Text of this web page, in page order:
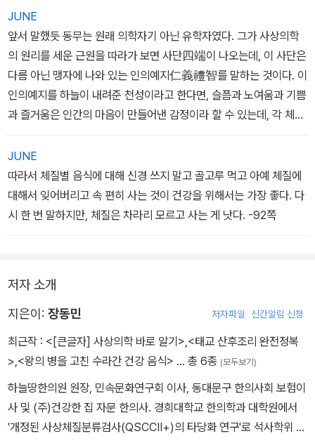
이유가 바로 이 '체질 불변의 법칙'에서 나오는 것이다. - 본문 중에서
*동무東武 : 동쪽나라의 무인, 이제마의 호 -7쪽
JUNE
앞서 말했듯 동무는 원래 의학자기 아닌 유학자였다. 그가 사상의학
의 원리를 세운 근원을 따라가 보면 사단四端이 나오는데, 이 사단은
다름 아닌 맹자에 나와 있는 인의예지仁義禮智를 말하는 것이다. 이
인의예지를 하늘이 내려준 천성이라고 한다면, 슬픔과 노여움과 기쁨
과 즐거움은 인간의 마음이 만들어낸 감정이라 할 수 있는데, 각 체질
마다 감정이 한쪽으로 치우치지 않도록 조심해야 한다. -54쪽
JUNE
따라서 체질별 음식에 대해 신경 쓰지 말고 골고루 먹고 아예 체질에
대해서 잊어버리고 속 편히 사는 것이 건강을 위해서는 가장 좋다. 다
시 한 번 말하지만, 체질은 차라리 모르고 사는 게 낫다. -92쪽
저자 소개
지은이: 장동민 저자파일 신간알림 신청
최근작 : <[큰글자] 사상의학 바로 알기> <태교 산후조리 완전정복
> <왕의 병을 고친 수라간 건강 음식> … 총 6종 (모두보기)
하늘땅한의원 원장, 민속문화연구회 이사, 동대문구 한의사회 보험이
사 및 (주)건강한 집 자문 한의사. 경희대학교 한의학과 대학원에서
'개정된 사상체질분류검사(QSCCⅡ+)의 타당화 연구'로 석사학위 받